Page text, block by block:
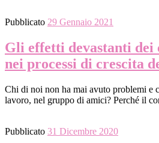
Pubblicato 29 Gennaio 2021
Gli effetti devastanti
nei processi di crescita
Chi di noi non ha mai avuto problemi e
lavoro, nel gruppo di amici? Perché il
Pubblicato 31 Dicembre 2020